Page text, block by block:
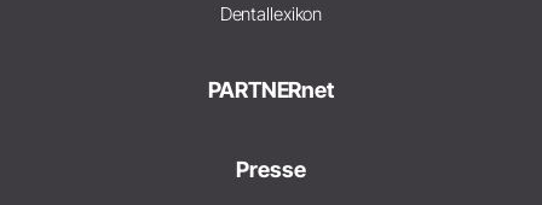
Dentallexikon
PARTNERnet
Presse